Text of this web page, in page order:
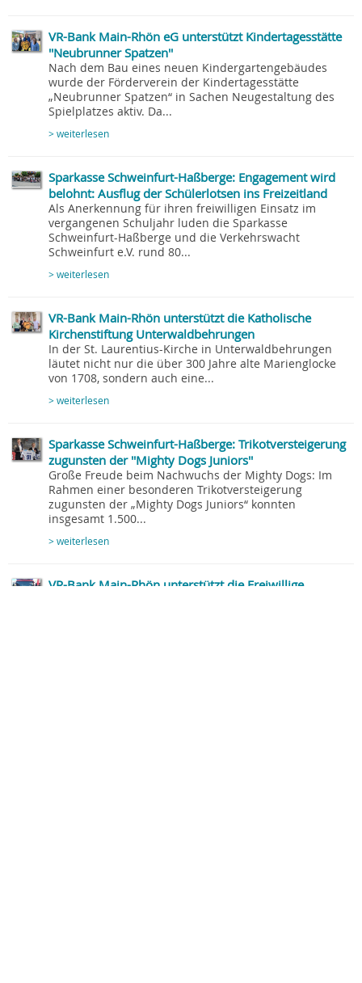
VR-Bank Main-Rhön eG unterstützt Kindertagesstätte
''Neubrunner Spatzen''
Nach dem Bau eines neuen Kindergartengebäudes
wurde der Förderverein der Kindertagesstätte
„Neubrunner Spatzen“ in Sachen Neugestaltung des
Spielplatzes aktiv. Da...
> weiterlesen
Sparkasse Schweinfurt-Haßberge: Engagement wird
belohnt: Ausflug der Schülerlotsen ins Freizeitland
Als Anerkennung für ihren freiwilligen Einsatz im
vergangenen Schuljahr luden die Sparkasse
Schweinfurt-Haßberge und die Verkehrswacht
Schweinfurt e.V. rund 80...
> weiterlesen
VR-Bank Main-Rhön unterstützt die Katholische
Kirchenstiftung Unterwaldbehrungen
In der St. Laurentius-Kirche in Unterwaldbehrungen
läutet nicht nur die über 300 Jahre alte Marienglocke
von 1708, sondern auch eine...
> weiterlesen
Sparkasse Schweinfurt-Haßberge: Trikotversteigerung
zugunsten der ''Mighty Dogs Juniors''
Große Freude beim Nachwuchs der Mighty Dogs: Im
Rahmen einer besonderen Trikotversteigerung
zugunsten der „Mighty Dogs Juniors“ konnten
insgesamt 1.500...
> weiterlesen
VR-Bank Main-Rhön unterstützt die Freiwillige